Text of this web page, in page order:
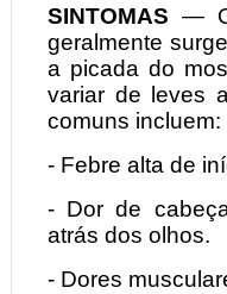
SINTOMAS —
geralmente
a picada do
variar de leves
comuns incluem:
- Febre alta de
- Dor de
atrás dos olhos.
- Dores